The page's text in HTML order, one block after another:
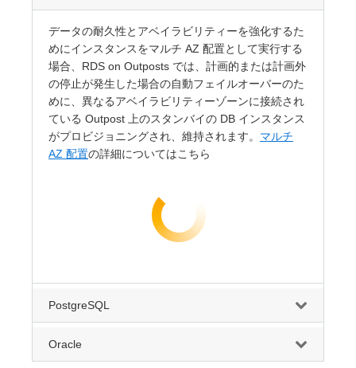
データの耐久性とアベイラビリティーを強化するた
めにインスタンスをマルチ AZ 配置として実行する
場合、RDS on Outposts では、計画的または計画外
の停止が発生した場合の自動フェイルオーバーのた
めに、異なるアベイラビリティーゾーンに接続され
ている Outpost 上のスタンバイの DB インスタンス
がプロビジョニングされ、維持されます。 マルチ
AZ 配置の詳細についてはこちら
PostgreSQL
Oracle